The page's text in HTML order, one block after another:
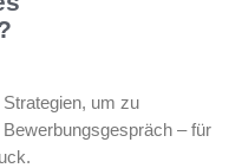
um zu
– für